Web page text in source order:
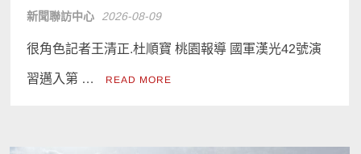
新聞聯訪中心 2026-08-09
很角色記者王清正.杜順寶 桃園報導 國軍漢光42號演
習邁入第 … READ MORE